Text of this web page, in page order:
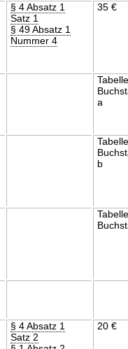
§ 4 Absatz 1
Satz 1
§ 49 Absatz 1
Nummer 4
35 €
a
b
§ 4 Absatz 1
Satz 2
20 €